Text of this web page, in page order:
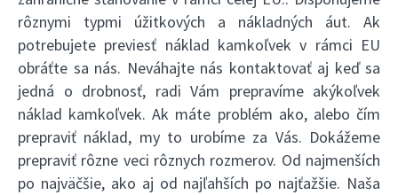
rôznymi typmi úžitkových a nákladných áut. Ak
potrebujete previesť náklad kamkoľvek v rámci EU
obráťte sa nás. Neváhajte nás kontaktovať aj keď sa
jedná o drobnosť, radi Vám prepravíme akýkoľvek
náklad kamkoľvek. Ak máte problém ako, alebo čím
prepraviť náklad, my to urobíme za Vás. Dokážeme
prepraviť rôzne veci rôznych rozmerov. Od najmenších
po najväčšie, ako aj od najľahších po najťažšie. Naša